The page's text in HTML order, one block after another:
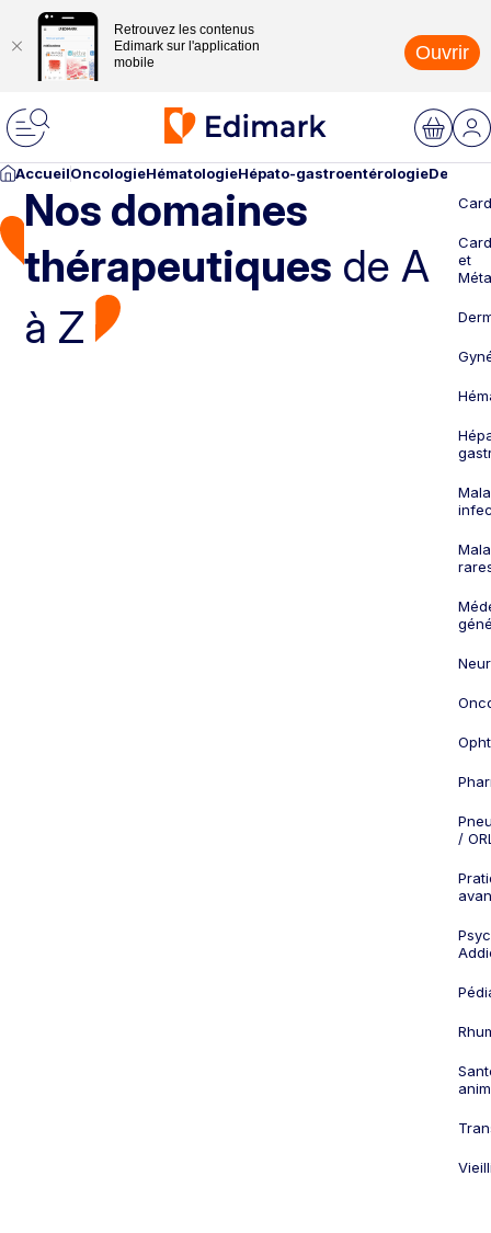
Retrouvez les contenus
Edimark sur l'application
mobile
Ouvrir
AccueilOncologieHématologieHépato-gastroentérologie
Nos domaines
thérapeutiques de A
à Z
et
/